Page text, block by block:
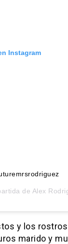
Instagram
de Alex
y los
marido y